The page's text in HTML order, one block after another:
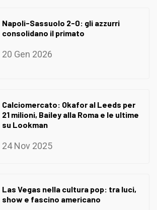
Napoli-Sassuolo 2-0: gli azzurri
consolidano il primato
20 Gen 2026
Calciomercato: Okafor al Leeds per
21 milioni, Bailey alla Roma e le ultime
su Lookman
24 Nov 2025
Las Vegas nella cultura pop: tra luci,
show e fascino americano